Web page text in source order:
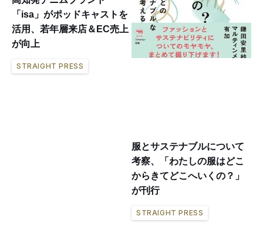
「isa」がポッドキャストを
活用、若年層来店＆EC売上
が向上
STRAIGHT PRESS
服とサステナブルについて
考察、「わたしの服はどこ
からきてどこへいくの？」
が刊行
STRAIGHT PRESS